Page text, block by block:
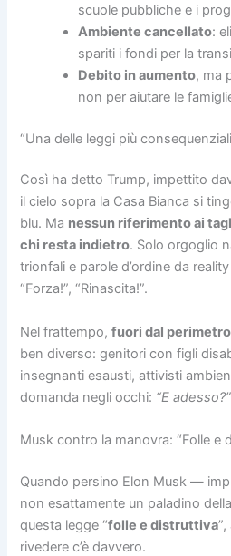
scuole pubbliche e i
Ambiente cancellato:
spariti i fondi per la
Debito in aumento, ma
non per aiutare le
“Una delle leggi più
Così ha detto Trump, impettito
il cielo sopra la Casa Bianca si
blu. Ma nessun riferimento ai
chi resta indietro. Solo orgoglio
trionfali e parole d’ordine da
“Forza!”, “Rinascita!”.
Nel frattempo,fuori dal
ben diverso: genitori con figli
insegnanti esausti, attivisti
domanda negli occhi: “E adesso?”
Musk contro la manovra: “Folle e
Quando persino Elon Musk —
non esattamente un paladino
questa legge “folle e distruttiva
rivedere c’è davvero.